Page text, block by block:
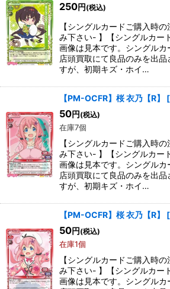
250円 (税込)
【シングルカードご購入時
み下さい- 】【シングルカー
画像は見本です。シングルカ
店頭買取にて良品のみを出品
すが、初期キズ・ホイ…
【PM-OCFR】桜 衣乃【R】 [
50円 (税込)
在庫7個
【シングルカードご購入時
み下さい- 】【シングルカー
画像は見本です。シングルカ
店頭買取にて良品のみを出品
すが、初期キズ・ホイ…
【PM-OCFR】桜 衣乃【R】 [
50円 (税込)
在庫1個
【シングルカードご購入時
み下さい- 】【シングルカー
画像は見本です。シングルカ